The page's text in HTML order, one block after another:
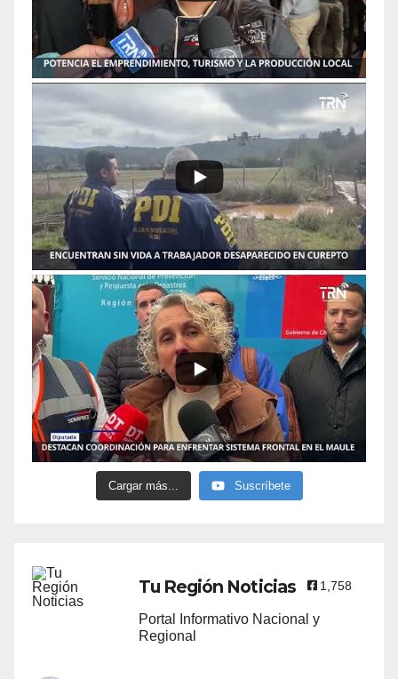
Cargar más... Suscríbete
Tu Región Noticias 1,758
Portal Informativo Nacional y
Regional